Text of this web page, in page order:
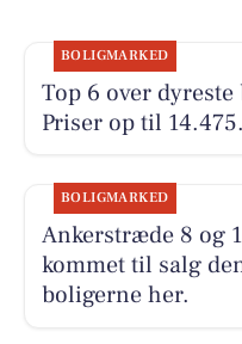
BOLIGMARKED
Top 6 over
Priser op til
BOLIGMARKED
Ankerstræde 8 og
kommet til salg
boligerne her.